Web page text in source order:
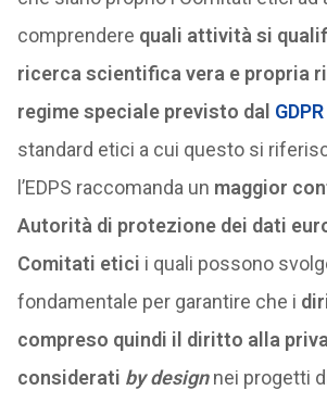
comprendere quali attività si
ricerca scientifica vera e propria
regime speciale previsto dal GDPR
standard etici a cui questo si
l’EDPS raccomanda un maggior
Autorità di protezione dei dati
Comitati etici i quali possono
fondamentale per garantire che i
compreso quindi il diritto alla
considerati by designnei progetti